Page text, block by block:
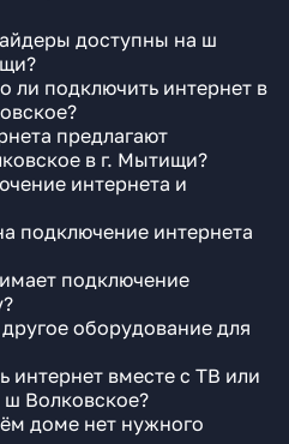
доступны на ш
ли подключить интернет в
предлагают
в г. Мытищи?
интернета и
подключение интернета
подключение
оборудование для
вместе с ТВ или
Волковское?
доме нет нужного